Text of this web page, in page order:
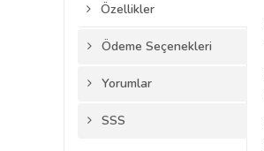
Özellikler
Ödeme Seçenekleri
Yorumlar
SSS